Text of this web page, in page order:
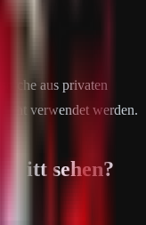
aus privaten
verwendet werden.
sehen?